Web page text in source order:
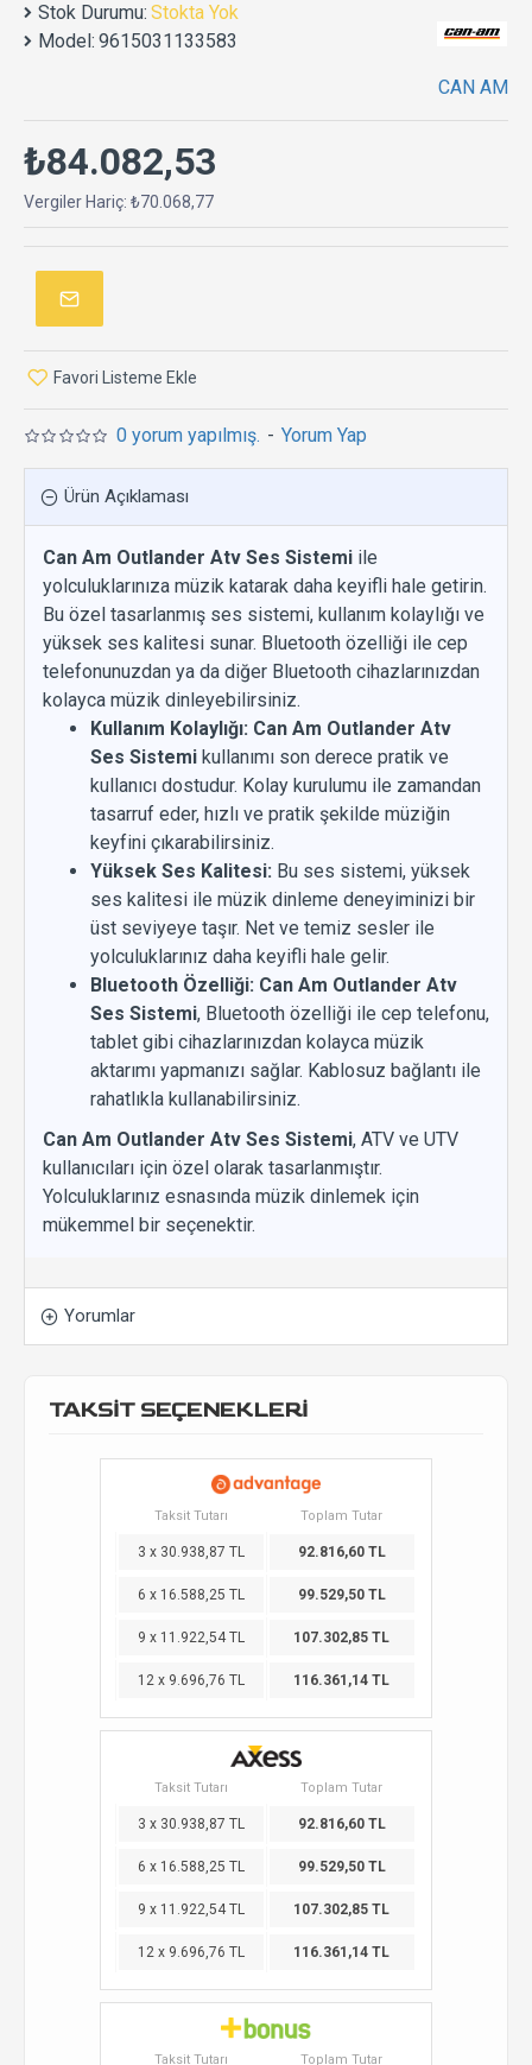
Stok Durumu: Stokta Yok
Model: 9615031133583
CAN AM
0 yorum yapılmış. - Yorum Yap
₺84.082,53
Vergiler Hariç: ₺70.068,77
Favori Listeme Ekle
Ürün Açıklaması
Can Am Outlander Atv Ses Sistemi ile
yolculuklarınıza müzik katarak daha keyifli hale getirin.
Bu özel tasarlanmış ses sistemi, kullanım kolaylığı ve
yüksek ses kalitesi sunar. Bluetooth özelliği ile cep
telefonunuzdan ya da diğer Bluetooth cihazlarınızdan
kolayca müzik dinleyebilirsiniz.
Kullanım Kolaylığı: Can Am Outlander Atv
Ses Sistemi kullanımı son derece pratik ve
kullanıcı dostudur. Kolay kurulumu ile zamandan
tasarruf eder, hızlı ve pratik şekilde müziğin
keyfini çıkarabilirsiniz.
Yüksek Ses Kalitesi: Bu ses sistemi, yüksek
ses kalitesi ile müzik dinleme deneyiminizi bir
üst seviyeye taşır. Net ve temiz sesler ile
yolculuklarınız daha keyifli hale gelir.
Bluetooth Özelliği: Can Am Outlander Atv
Ses Sistemi, Bluetooth özelliği ile cep telefonu,
tablet gibi cihazlarınızdan kolayca müzik
aktarımı yapmanızı sağlar. Kablosuz bağlantı ile
rahatlıkla kullanabilirsiniz.
Can Am Outlander Atv Ses Sistemi, ATV ve UTV
kullanıcıları için özel olarak tasarlanmıştır.
Yolculuklarınız esnasında müzik dinlemek için
mükemmel bir seçenektir.
Yorumlar
TAKSİT SEÇENEKLERİ
Taksit Tutarı Toplam Tutar
3 x 30.938,87 TL 92.816,60 TL
6 x 16.588,25 TL 99.529,50 TL
9 x 11.922,54 TL 107.302,85 TL
12 x 9.696,76 TL 116.361,14 TL
Taksit Tutarı Toplam Tutar
3 x 30.938,87 TL 92.816,60 TL
6 x 16.588,25 TL 99.529,50 TL
9 x 11.922,54 TL 107.302,85 TL
12 x 9.696,76 TL 116.361,14 TL
Taksit Tutarı Toplam Tutar